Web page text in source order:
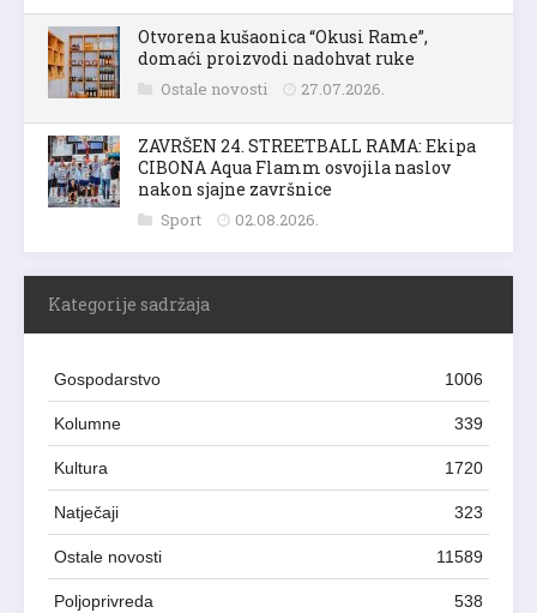
Otvorena kušaonica “Okusi Rame”,
domaći proizvodi nadohvat ruke
Ostale novosti 27.07.2026.
ZAVRŠEN 24. STREETBALL RAMA: Ekipa
CIBONA Aqua Flamm osvojila naslov
nakon sjajne završnice
Sport 02.08.2026.
Kategorije sadržaja
Gospodarstvo 1006
Kolumne 339
Kultura 1720
Natječaji 323
Ostale novosti 11589
Poljoprivreda 538